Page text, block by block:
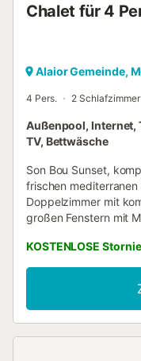
Chalet für 4
Alaior Gemeinde,
4 Pers. 2 Schlafzimmer
Außenpool, Internet,
TV, Bettwäsche
Son Bou Sunset,
frischen
Doppelzimmer mit
großen Fenstern mit
einer Lounge. Die
Geschirrspüler und
bietet kostenlosen
Komplex bietet eine
der die Gäste
KOSTENLOSE